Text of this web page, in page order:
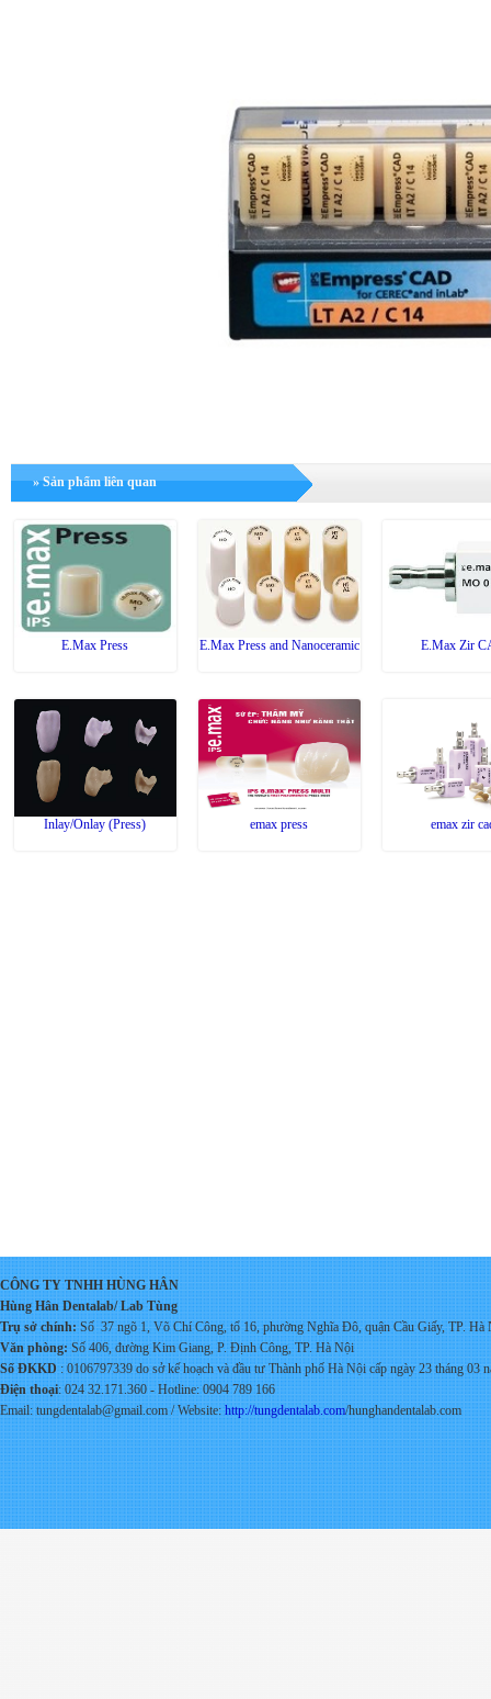
» Sản phẩm liên quan
E.Max Press E.Max Press and Nanoceramic E.Max Zir
Inlay/Onlay (Press) emax press emax zir
CÔNG TY TNHH HÙNG HÂN
Hùng Hân Dentalab/ Lab Tùng
Trụ sở chính:Số 37 ngõ 1, Võ Chí Công, tổ 16, phường Nghĩa Đô, quận Cầu Giấy, TP. Hà
Văn phòng: Số 406, đường Kim Giang, P. Định Công, TP. Hà Nội
Số ĐKKD: 0106797339 do sở kế hoạch và đầu tư Thành phố Hà Nội cấp ngày 23 tháng 03
Điện thoại: 024 32.171.360 - Hotline: 0904 789 166
Email: tungdentalab@gmail.com / Website:http://tungdentalab.com/hunghandentalab.com